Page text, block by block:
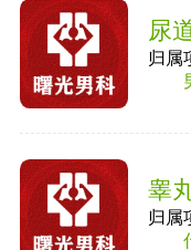
尿
归属
男
睾
归属
什